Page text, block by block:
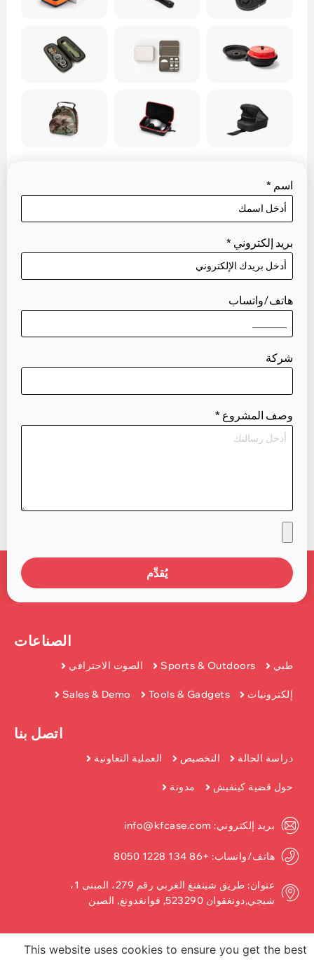
اسم *
بريد إلكتروني *
هاتف/واتساب
شركة
وصف المشروع *
يُقدِّم
الصناعات
طبي Sports & Outdoors الصوت الاحترافي
إلكترونيات Tools & Gadgets
Sales & Demo
اتصل بنا
دراسة الحالة التخصيص العملية التعاونية
حول قضية كينفيش مدونة
بريد إلكتروني: info@kfcase.com
هاتف/واتساب: +86 134 1228 8050
عنوان: طريق شينفنغ الغربي رقم 279، المبنى 1،
شيجي,دونغقوان 523290, قوانغدونغ, الصين
This website uses cookies to ensure you get the best